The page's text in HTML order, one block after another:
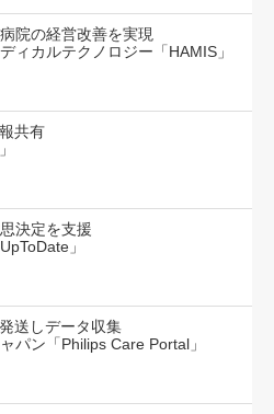
院の経営改善を実現
ィカルテクノロジー「HAMIS」
共有
決定を支援
」
送しデータ収集
パン「Philips Care Portal」